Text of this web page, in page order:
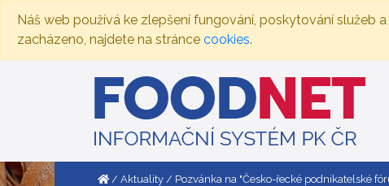
Náš web používá ke zlepšení fungování, poskytování
zacházeno, najdete na stránce cookies.
Aktuality Pozvánka na "Česko-řecké podnikatelské